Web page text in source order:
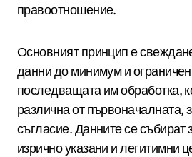
правоотношение.
Основният принцип е
данни до минимум и
последващата им обработка,
различна от първоначалната,
съгласие. Данните се събират
изрично указани и легитимни